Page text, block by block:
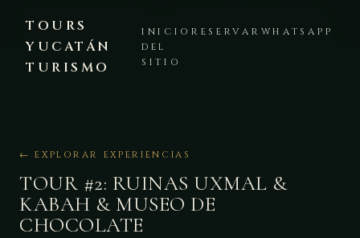
TOURS
YUCATÁN
TURISMO
INICIO
DEL
SITIO
RESERVAR WHATSAPP
PLATAFORMA VERIFICADA · 💬 WHATSAPP +52 999 225 8441
← EXPLORAR EXPERIENCIAS
TOUR #2: RUINAS UXMAL &
KABAH & MUSEO DE
CHOCOLATE